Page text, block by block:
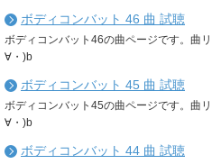
ボディコンバット 46 曲 試聴
ボディコンバット46の曲ページです。曲
∀・)b
ボディコンバット 45 曲 試聴
ボディコンバット45の曲ページです。曲
∀・)b
ボディコンバット 44 曲 試聴